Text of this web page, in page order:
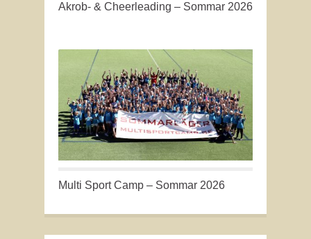
Akrob- & Cheerleading – Sommar 2026
Multi Sport Camp – Sommar 2026